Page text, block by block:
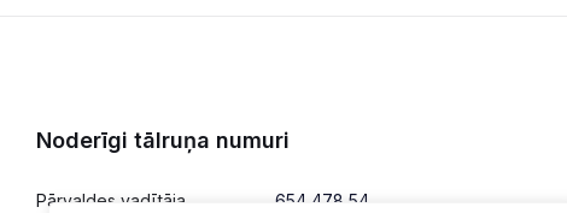
Noderīgi tālruņa numuri
Pārvaldes vadītāja 654 478 54